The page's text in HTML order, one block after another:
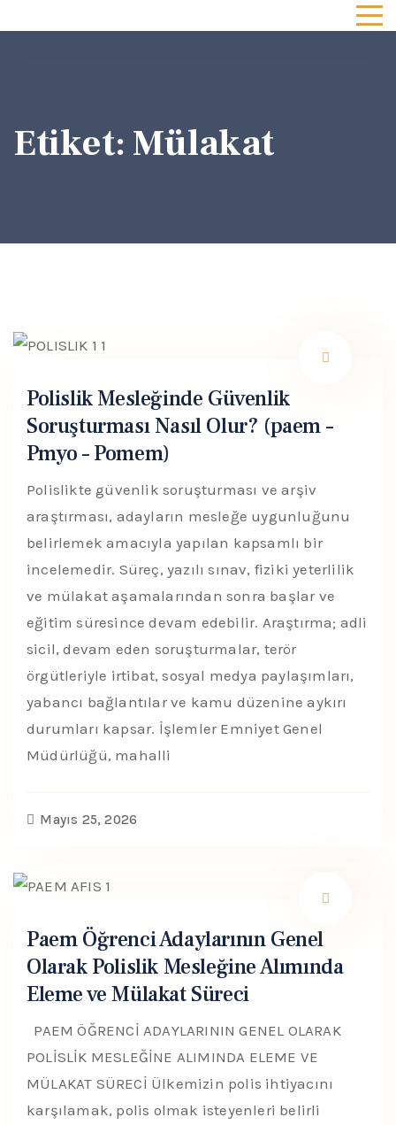
Etiket: Mülakat
Polislik Mesleğinde Güvenlik
Soruşturması Nasıl Olur? (paem –
Pmyo – Pomem)
Polislikte güvenlik soruşturması ve arşiv
araştırması, adayların mesleğe uygunluğunu
belirlemek amacıyla yapılan kapsamlı bir
incelemedir. Süreç, yazılı sınav, fiziki yeterlilik
ve mülakat aşamalarından sonra başlar ve
eğitim süresince devam edebilir. Araştırma; adli
sicil, devam eden soruşturmalar, terör
örgütleriyle irtibat, sosyal medya paylaşımları,
yabancı bağlantılar ve kamu düzenine aykırı
durumları kapsar. İşlemler Emniyet Genel
Müdürlüğü, mahalli
Mayıs 25, 2026
Paem Öğrenci Adaylarının Genel
Olarak Polislik Mesleğine Alımında
Eleme ve Mülakat Süreci
PAEM ÖĞRENCİ ADAYLARININ GENEL OLARAK
POLİSLİK MESLEĞİNE ALIMINDA ELEME VE
MÜLAKAT SÜRECİ Ülkemizin polis ihtiyacını
karşılamak, polis olmak isteyenleri belirli